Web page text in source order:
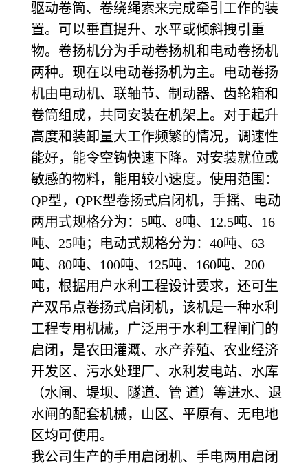
驱动卷筒、卷绕绳索来完成牵引工作的装
置。可以垂直提升、水平或倾斜拽引重
物。卷扬机分为手动卷扬机和电动卷扬机
两种。现在以电动卷扬机为主。电动卷扬
机由电动机、联轴节、制动器、齿轮箱和
卷筒组成，共同安装在机架上。对于起升
高度和装卸量大工作频繁的情况，调速性
能好，能令空钩快速下降。对安装就位或
敏感的物料，能用较小速度。使用范围：
QP型，QPK型卷扬式启闭机，手摇、电动
两用式规格分为：5吨、8吨、12.5吨、16
吨、25吨；电动式规格分为：40吨、63
吨、80吨、100吨、125吨、160吨、200
吨，根据用户水利工程设计要求，还可生
产双吊点卷扬式启闭机，该机是一种水利
工程专用机械，广泛用于水利工程闸门的
启闭，是农田灌溉、水产养殖、农业经济
开发区、污水处理厂、水利发电站、水库
（水闸、堤坝、隧道、管 道）等进水、退
水闸的配套机械，山区、平原有、无电地
区均可使用。
我公司生产的手用启闭机、手电两用启闭